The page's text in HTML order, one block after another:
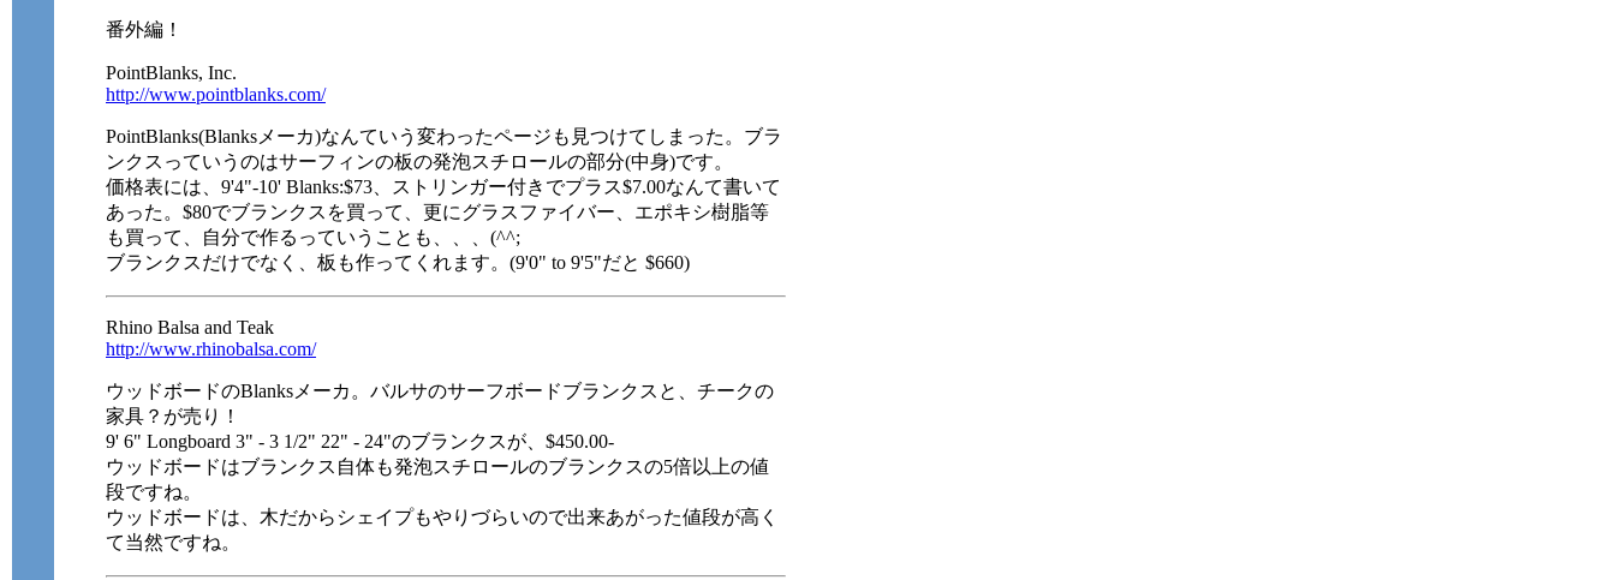
番外編！
PointBlanks, Inc.
http://www.pointblanks.com/
PointBlanks(Blanksメーカ)なんていう変わったページも見つけてしまった。ブラ
ンクスっていうのはサーフィンの板の発泡スチロールの部分(中身)です。
価格表には、9'4"-10' Blanks:$73、ストリンガー付きでプラス$7.00なんて書いて
あった。$80でブランクスを買って、更にグラスファイバー、エポキシ樹脂等
も買って、自分で作るっていうことも、、、(^^;
ブランクスだけでなく、板も作ってくれます。(9'0" to 9'5"だと $660)
Rhino Balsa and Teak
http://www.rhinobalsa.com/
ウッドボードのBlanksメーカ。バルサのサーフボードブランクスと、チークの
家具？が売り！
9' 6" Longboard 3" - 3 1/2" 22" - 24"のブランクスが、$450.00-
ウッドボードはブランクス自体も発泡スチロールのブランクスの5倍以上の値
段ですね。
ウッドボードは、木だからシェイプもやりづらいので出来あがった値段が高く
て当然ですね。